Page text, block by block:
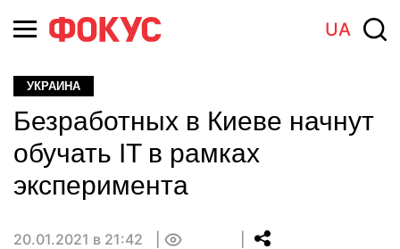
UA
УКРАИНА
Безработных в Киеве начнут
обучать IT в рамках
эксперимента
20.01.2021 в 21:42